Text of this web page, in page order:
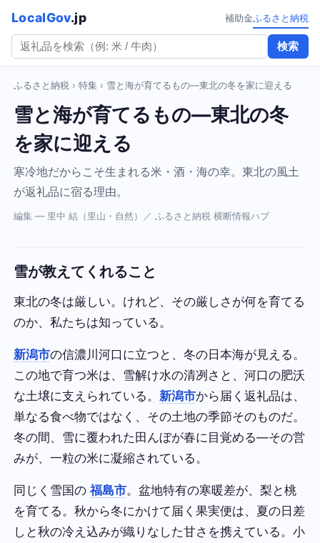
LocalGov.jp
検索
補助金ふるさと納税
ふるさと納税 ›特集 › 雪と海が育てるもの—東北の冬を家に迎える
雪と海が育てるもの—東北の冬
を家に迎える
寒冷地だからこそ生まれる米・酒・海の幸。東北の風土
が返礼品に宿る理由。
編集 — 里中 結（里山・自然）／ ふるさと納税 横断情報ハブ
雪が教えてくれること
東北の冬は厳しい。けれど、その厳しさが何を育てる
のか、私たちは知っている。
新潟市の信濃川河口に立つと、冬の日本海が見える。
この地で育つ米は、雪解け水の清冽さと、河口の肥沃
な土壌に支えられている。 新潟市から届く返礼品は、
単なる食べ物ではなく、その土地の季節そのものだ。
冬の間、雪に覆われた田んぼが春に目覚める—その営
みが、一粒の米に凝縮されている。
同じく雪国の福島市。盆地特有の寒暖差が、梨と桃
を育てる。秋から冬にかけて届く果実便は、夏の日差
しと秋の冷え込みが織りなした甘さを携えている。小